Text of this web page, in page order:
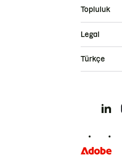
Topluluk
Legal
Türkçe